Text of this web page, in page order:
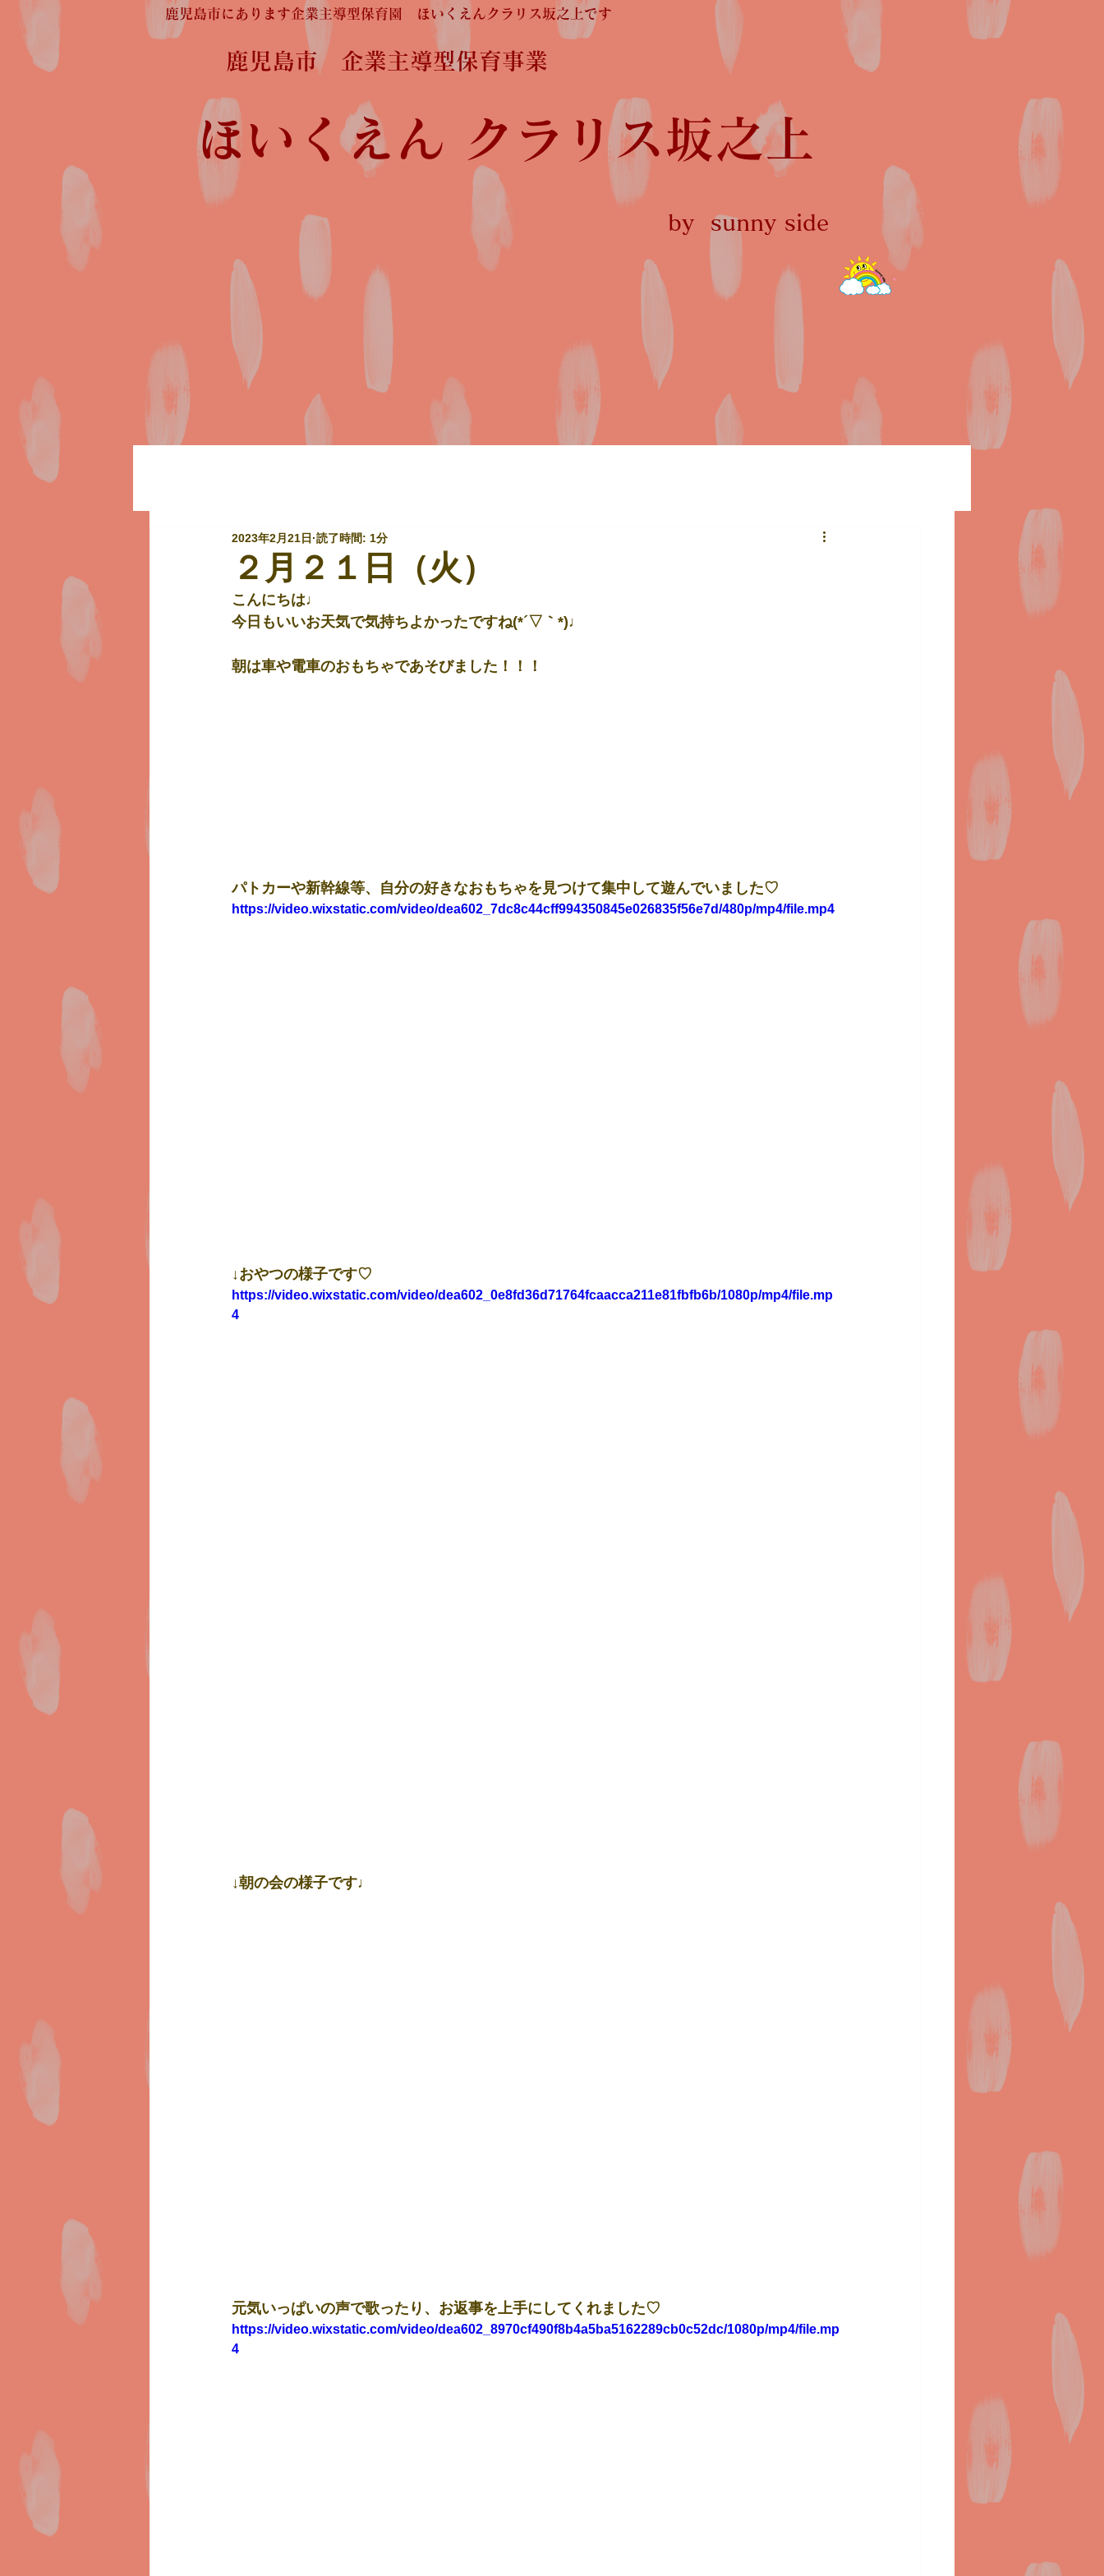
鹿児島市にあります企業主導型保育園 ほいくえんクラリス坂之上です
鹿児島市 企業主導型保育事業
ほいくえん クラリス坂之上
by sunny side
２月２１日（火）
2023年2月21日 読了時間: 1分
こんにちは♩
今日もいいお天気で気持ちよかったですね(*´▽｀*)♩
朝は車や電車のおもちゃであそびました！！！
パトカーや新幹線等、自分の好きなおもちゃを見つけて集中して遊んでいました♡
https://video.wixstatic.com/video/dea602_7dc8c44cff994350845e026835f56e7d/480p/mp4/file.mp4
↓おやつの様子です♡
https://video.wixstatic.com/video/dea602_0e8fd36d71764fcaacca211e81fbfb6b/1080p/mp4/file.mp
4
↓朝の会の様子です♩
元気いっぱいの声で歌ったり、お返事を上手にしてくれました♡
https://video.wixstatic.com/video/dea602_8970cf490f8b4a5ba5162289cb0c52dc/1080p/mp4/file.mp
4